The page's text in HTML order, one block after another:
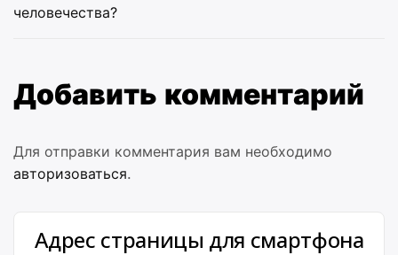
человечества?
Добавить комментарий
Для отправки комментария вам необходимо
авторизоваться.
Адрес страницы для смартфона